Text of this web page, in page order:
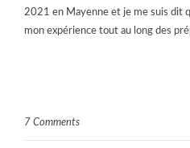
2021 en Mayenne et je me suis dit
mon expérience tout au long des
7 Comments